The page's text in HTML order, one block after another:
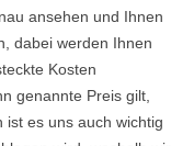
ansehen und Ihnen
dabei werden Ihnen
Kosten
genannte Preis gilt,
ist es uns auch wichtig